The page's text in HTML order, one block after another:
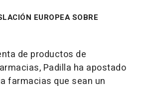
EUROPEA SOBRE
de productos de
Padilla ha apostado
farmacias que sean un